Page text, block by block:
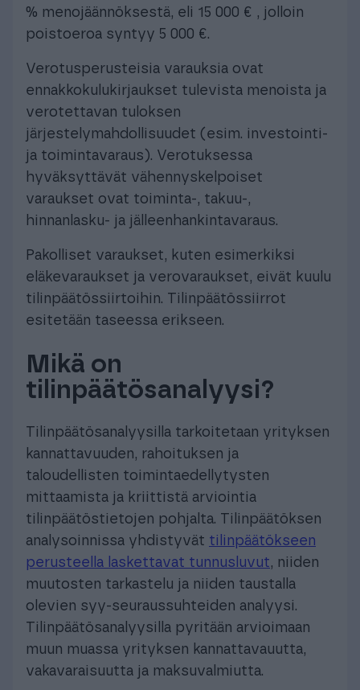
% menojäännöksestä, eli 15 000 € , jolloin
poistoeroa syntyy 5 000 €.
Verotusperusteisia varauksia ovat
ennakkokulukirjaukset tulevista menoista ja
verotettavan tuloksen
järjestelymahdollisuudet (esim. investointi-
ja toimintavaraus). Verotuksessa
hyväksyttävät vähennyskelpoiset
varaukset ovat toiminta-, takuu-,
hinnanlasku- ja jälleenhankintavaraus.
Pakolliset varaukset, kuten esimerkiksi
eläkevaraukset ja verovaraukset, eivät kuulu
tilinpäätössiirtoihin. Tilinpäätössiirrot
esitetään taseessa erikseen.
Mikä on
tilinpäätösanalyysi?
Tilinpäätösanalyysilla tarkoitetaan yrityksen
kannattavuuden, rahoituksen ja
taloudellisten toimintaedellytysten
mittaamista ja kriittistä arviointia
tilinpäätöstietojen pohjalta. Tilinpäätöksen
analysoinnissa yhdistyvät tilinpäätökseen
perusteella laskettavat tunnusluvut, niiden
muutosten tarkastelu ja niiden taustalla
olevien syy-seuraussuhteiden analyysi.
Tilinpäätösanalyysilla pyritään arvioimaan
muun muassa yrityksen kannattavauutta,
vakavaraisuutta ja maksuvalmiutta.